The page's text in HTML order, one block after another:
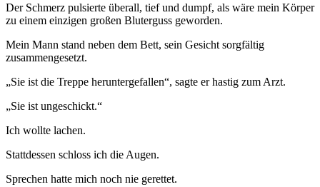
Der Schmerz pulsierte überall, tief und dumpf, als wäre mein Körper
zu einem einzigen großen Bluterguss geworden.
Mein Mann stand neben dem Bett, sein Gesicht sorgfältig
zusammengesetzt.
„Sie ist die Treppe heruntergefallen“, sagte er hastig zum Arzt.
„Sie ist ungeschickt.“
Ich wollte lachen.
Stattdessen schloss ich die Augen.
Sprechen hatte mich noch nie gerettet.